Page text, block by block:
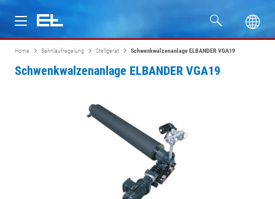
Produkte
Home Bahnlaufregelung Stellgerät Schwenkwalzenanlage ELBANDER VGA19
Schwenkwalzenanlage ELBANDER VGA19